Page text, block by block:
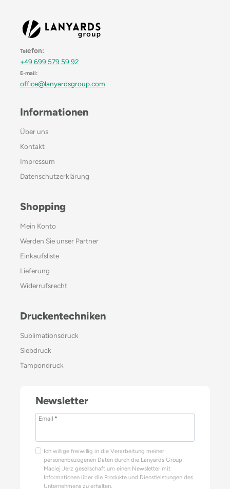
Telefon:
+49 699 579 59 92
E-mail:
office@lanyardsgroup.com
Informationen
Über uns
Kontakt
Impressum
Datenschutzerklärung
Shopping
Mein Konto
Werden Sie unser Partner
Einkaufsliste
Lieferung
Widerrufsrecht
Druckentechniken
Sublimationsdruck
Siebdruck
Tampondruck
Newsletter
Email *
Ich willige freiwillig in die Verarbeitung meiner
personenbezogenen Daten durch die Lanyards Group
Maciej Jerz gesellschaft um einen Newsletter mit
Informationen über die Produkte und Dienstleistungen des
Unternehmens zu erhalten.